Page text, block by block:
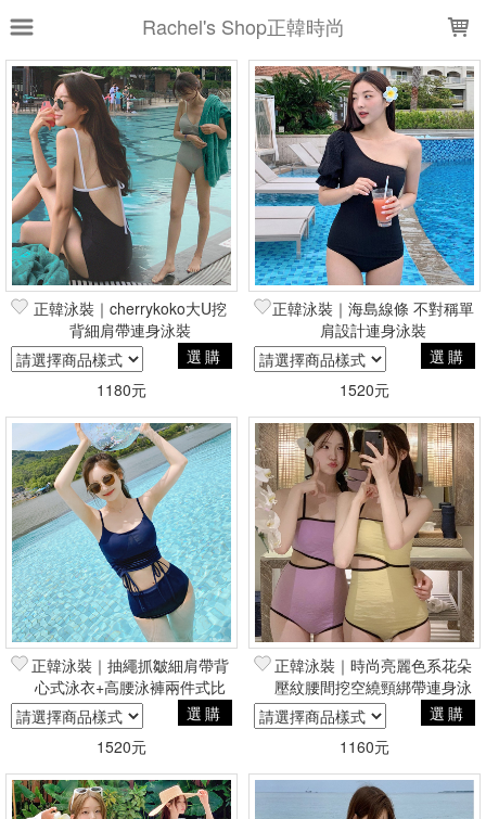
Rachel's Shop正韓時尚
上架時間 銷售件數 銷售價格
樣式尺寸篩選
全部樣式 黑 黑M 海軍藍
黑L
黑S L 象牙白
黃
M
全部尺寸 S M L
XL
女白M
女黑M
女黑L
現貨商品
篩選
正韓泳裝｜cherrykoko大U挖
背細肩帶連身泳裝
選購
1180元
正韓泳裝｜海島線條 不對稱單
肩設計連身泳裝
選購
1520元
正韓泳裝｜抽繩抓皺細肩帶背
心式泳衣+高腰泳褲兩件式比
基尼
選購
1520元
正韓泳裝｜時尚亮麗色系花朵
壓紋腰間挖空繞頸綁帶連身泳
裝｜大尺碼泳裝
選購
1160元